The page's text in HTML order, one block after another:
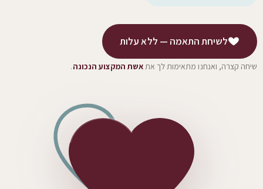
לשיחת התאמה — ללא עלות
שיחה קצרה, ואנחנו מתאימות לך אתאשת המקצוע הנכונה.